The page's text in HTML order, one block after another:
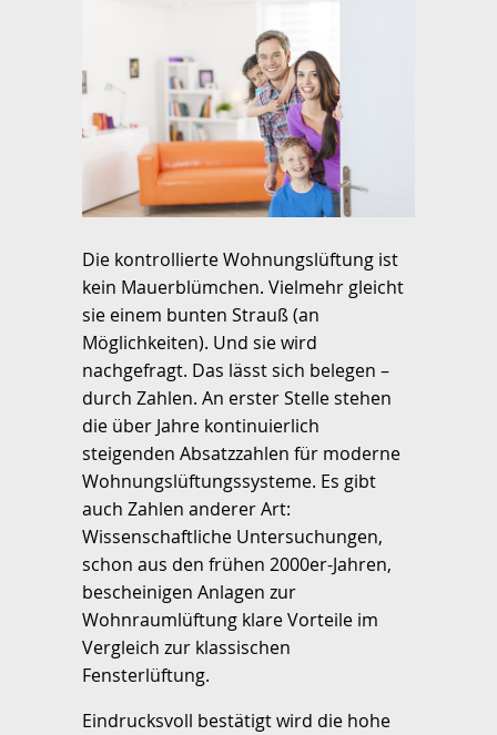
Die kontrollierte Wohnungslüftung ist
kein Mauerblümchen. Vielmehr gleicht
sie einem bunten Strauß (an
Möglichkeiten). Und sie wird
nachgefragt. Das lässt sich belegen –
durch Zahlen. An erster Stelle stehen
die über Jahre kontinuierlich
steigenden Absatzzahlen für moderne
Wohnungslüftungssysteme. Es gibt
auch Zahlen anderer Art:
Wissenschaftliche Untersuchungen,
schon aus den frühen 2000er-Jahren,
bescheinigen Anlagen zur
Wohnraumlüftung klare Vorteile im
Vergleich zur klassischen
Fensterlüftung.
Eindrucksvoll bestätigt wird die hohe